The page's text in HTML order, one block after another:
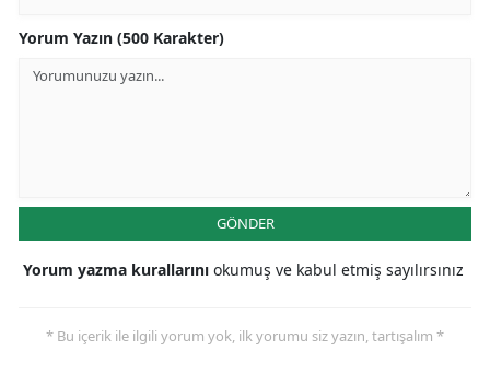
Zonguldak
Yorum Yazın (500 Karakter)
GÖNDER
Yorum yazma kurallarını okumuş ve kabul etmiş sayılırsınız
* Bu içerik ile ilgili yorum yok, ilk yorumu siz yazın, tartışalım *